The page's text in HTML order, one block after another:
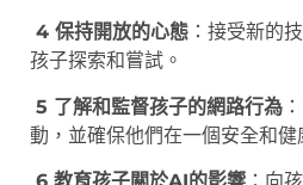
4 保持開放的心態 ：接受新的
孩子探索和嘗試。
5 了解和監督孩子的網路行為
動，並確保他們在一個安全和健